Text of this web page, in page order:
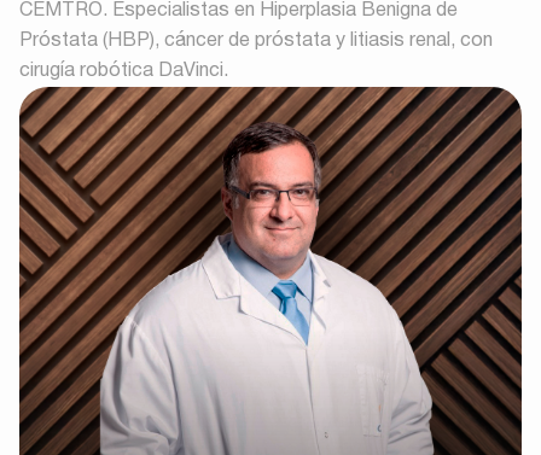
CEMTRO. Especialistas en Hiperplasia Benigna de
Próstata (HBP), cáncer de próstata y litiasis renal, con
cirugía robótica DaVinci.